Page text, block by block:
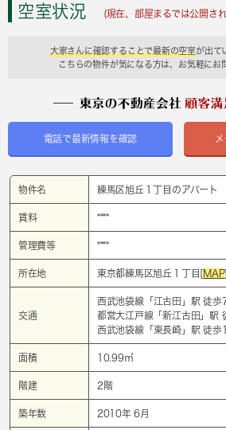
空室状況 (現在、部屋まるでは公開さ
大家さんに確認することで最新の空室が出て
こちらの物件が気になる方は、お気軽にお
電話で最新情報を確認
物件名 練馬区旭丘１丁目のアパート
賃料 ****
管理費等 ****
所在地 東京都練馬区旭丘１丁目[MAP]
交通
西武池袋線「 江古田 」駅 徒歩
都営大江戸線「新江古田 」駅
西武池袋線「 東長崎」駅 徒歩
面積 10.99㎡
階建 2階
築年数 2010年 6月